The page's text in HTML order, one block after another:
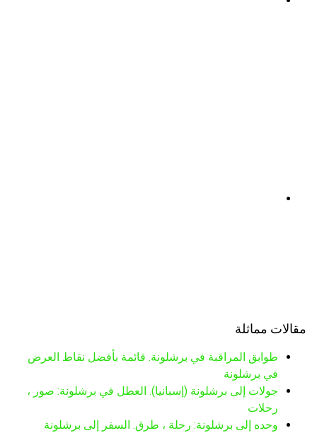
مقالات مماثلة
طوابق المراقبة في برشلونة. قائمة بأفضل نقاط العرض
في برشلونة
جولات إلى برشلونة (إسبانيا). العطل في برشلونة: صور ،
رحلات
وحده إلى برشلونة: رحلة ، طرق. السفر إلى برشلونة